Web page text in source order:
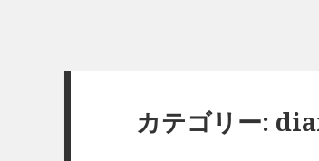
カテゴリー: